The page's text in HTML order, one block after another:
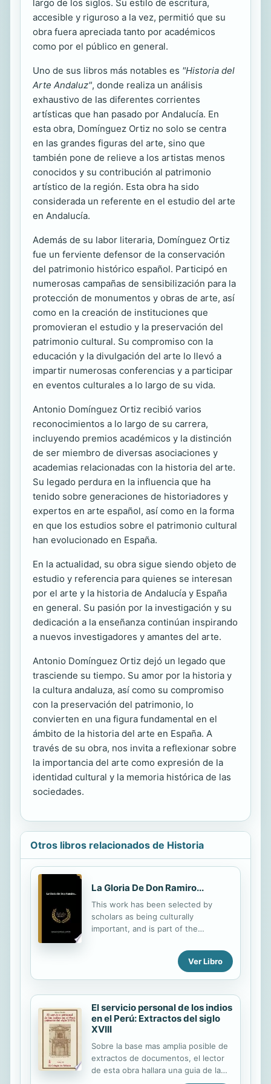
largo de los siglos. Su estilo de escritura,
accesible y riguroso a la vez, permitió que su
obra fuera apreciada tanto por académicos
como por el público en general.
Uno de sus libros más notables es "Historia del
Arte Andaluz", donde realiza un análisis
exhaustivo de las diferentes corrientes
artísticas que han pasado por Andalucía. En
esta obra, Domínguez Ortiz no solo se centra
en las grandes figuras del arte, sino que
también pone de relieve a los artistas menos
conocidos y su contribución al patrimonio
artístico de la región. Esta obra ha sido
considerada un referente en el estudio del arte
en Andalucía.
Además de su labor literaria, Domínguez Ortiz
fue un ferviente defensor de la conservación
del patrimonio histórico español. Participó en
numerosas campañas de sensibilización para la
protección de monumentos y obras de arte, así
como en la creación de instituciones que
promovieran el estudio y la preservación del
patrimonio cultural. Su compromiso con la
educación y la divulgación del arte lo llevó a
impartir numerosas conferencias y a participar
en eventos culturales a lo largo de su vida.
Antonio Domínguez Ortiz recibió varios
reconocimientos a lo largo de su carrera,
incluyendo premios académicos y la distinción
de ser miembro de diversas asociaciones y
academias relacionadas con la historia del arte.
Su legado perdura en la influencia que ha
tenido sobre generaciones de historiadores y
expertos en arte español, así como en la forma
en que los estudios sobre el patrimonio cultural
han evolucionado en España.
En la actualidad, su obra sigue siendo objeto de
estudio y referencia para quienes se interesan
por el arte y la historia de Andalucía y España
en general. Su pasión por la investigación y su
dedicación a la enseñanza continúan inspirando
a nuevos investigadores y amantes del arte.
Antonio Domínguez Ortiz dejó un legado que
trasciende su tiempo. Su amor por la historia y
la cultura andaluza, así como su compromiso
con la preservación del patrimonio, lo
convierten en una figura fundamental en el
ámbito de la historia del arte en España. A
través de su obra, nos invita a reflexionar sobre
la importancia del arte como expresión de la
identidad cultural y la memoria histórica de las
sociedades.
Otros libros relacionados de Historia
La Gloria De Don Ramiro...
This work has been selected by
scholars as being culturally
important, and is part of the
know it. This work was reproduced
from the original artifact, and
library stamps (as most of these
works have been housed in our most
and other notations in the work. This
work is in the public domain in the
United States of America, and
Ver Libro
El servicio personal de los indios
en el Perú: Extractos del siglo
XVIII
Sobre la base mas amplia posible de
extractos de documentos, el lector
de esta obra hallara una guia de la